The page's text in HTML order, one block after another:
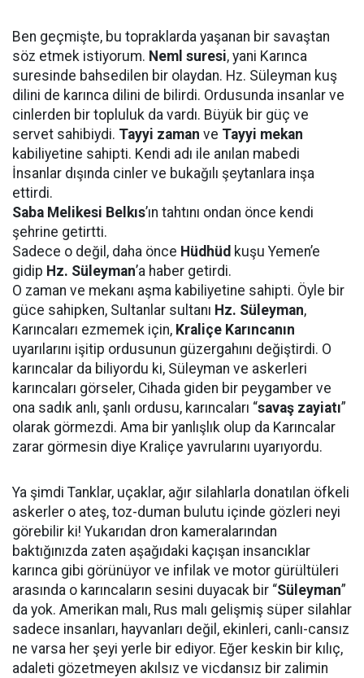
Ben geçmişte, bu topraklarda yaşanan bir savaştan
söz etmek istiyorum. Neml suresi, yani Karınca
suresinde bahsedilen bir olaydan. Hz. Süleyman kuş
dilini de karınca dilini de bilirdi. Ordusunda insanlar ve
cinlerden bir topluluk da vardı. Büyük bir güç ve
servet sahibiydi. Tayyi zaman ve Tayyi mekan
kabiliyetine sahipti. Kendi adı ile anılan mabedi
İnsanlar dışında cinler ve bukağılı şeytanlara inşa
ettirdi.
Saba Melikesi Belkıs’ın tahtını ondan önce kendi
şehrine getirtti.
Sadece o değil, daha önce Hüdhüd kuşu Yemen’e
gidip Hz. Süleyman’a haber getirdi.
O zaman ve mekanı aşma kabiliyetine sahipti. Öyle bir
güce sahipken, Sultanlar sultanı Hz. Süleyman,
Karıncaları ezmemek için, Kraliçe Karıncanın
uyarılarını işitip ordusunun güzergahını değiştirdi. O
karıncalar da biliyordu ki, Süleyman ve askerleri
karıncaları görseler, Cihada giden bir peygamber ve
ona sadık anlı, şanlı ordusu, karıncaları “savaş zayiatı”
olarak görmezdi. Ama bir yanlışlık olup da Karıncalar
zarar görmesin diye Kraliçe yavrularını uyarıyordu.
Ya şimdi Tanklar, uçaklar, ağır silahlarla donatılan öfkeli
askerler o ateş, toz-duman bulutu içinde gözleri neyi
görebilir ki! Yukarıdan dron kameralarından
baktığınızda zaten aşağıdaki kaçışan insancıklar
karınca gibi görünüyor ve infilak ve motor gürültüleri
arasında o karıncaların sesini duyacak bir “Süleyman”
da yok. Amerikan malı, Rus malı gelişmiş süper silahlar
sadece insanları, hayvanları değil, ekinleri, canlı-cansız
ne varsa her şeyi yerle bir ediyor. Eğer keskin bir kılıç,
adaleti gözetmeyen akılsız ve vicdansız bir zalimin